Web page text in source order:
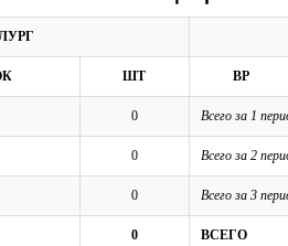
ШТ ВР
0 Всего за 1
0 Всего за 2
0 Всего за 3
0 ВСЕГО